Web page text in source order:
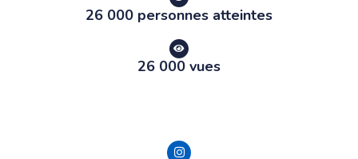
26 000 vues
26 000 personnes atteintes